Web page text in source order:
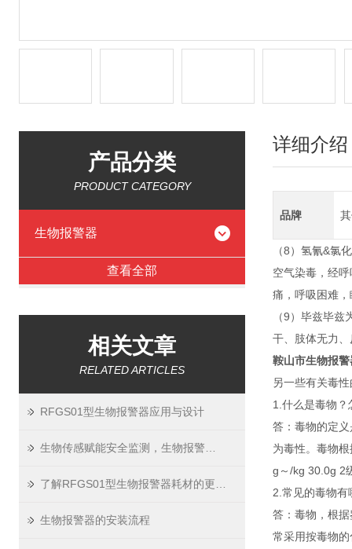
产品分类
PRODUCT CATEGORY
生物报警器
查看全部
相关文章
RELATED ARTICLES
RFGS01型生物报警器应用与设计
生物报警器的安装流程
详细介绍
品牌
（8）氢氰&氯
空气染毒，经
痛，呼吸困难
（9）毕兹毕
干、肢体无力
鞍山市生物报
另一些有关毒
1.什么是毒物？
答：毒物的定
为毒性。毒物
g～/kg 30.0g 2
2.常见的毒物
答：毒物，根
常采用按毒物